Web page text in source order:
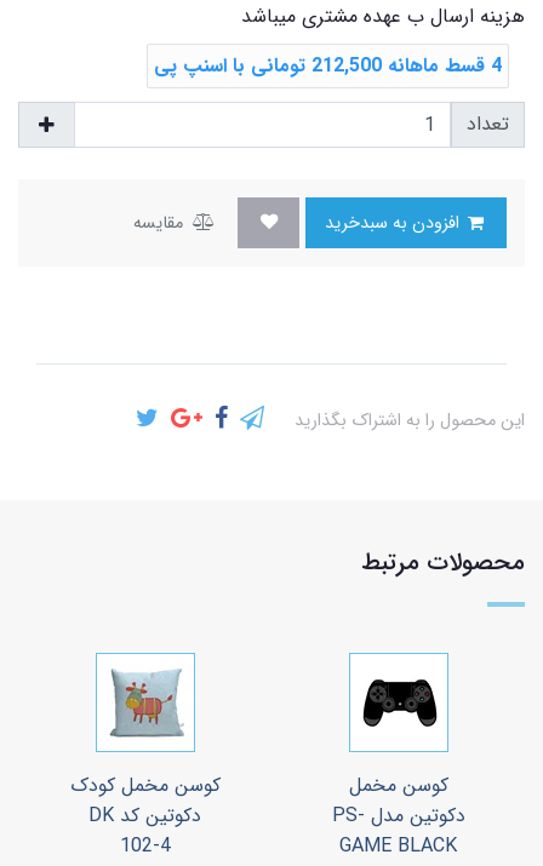
هزینه ارسال ب عهده مشتری میباشد
4 قسط ماهانه 212,500 تومانی با اسنپ ‌پی
تعداد
مقایسه
این محصول را به اشتراک بگذارید
محصولات مرتبط
کوسن مخمل
دکوتین مدل PS-
GAME BLACK
کوسن مخمل کودک
دکوتین کد DK
102-4